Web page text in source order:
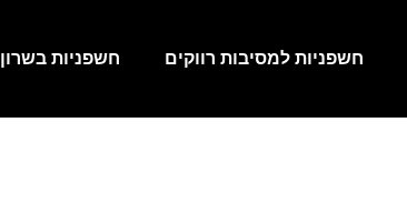
חשפניות בשרון חשפניות למסיבות רווקים